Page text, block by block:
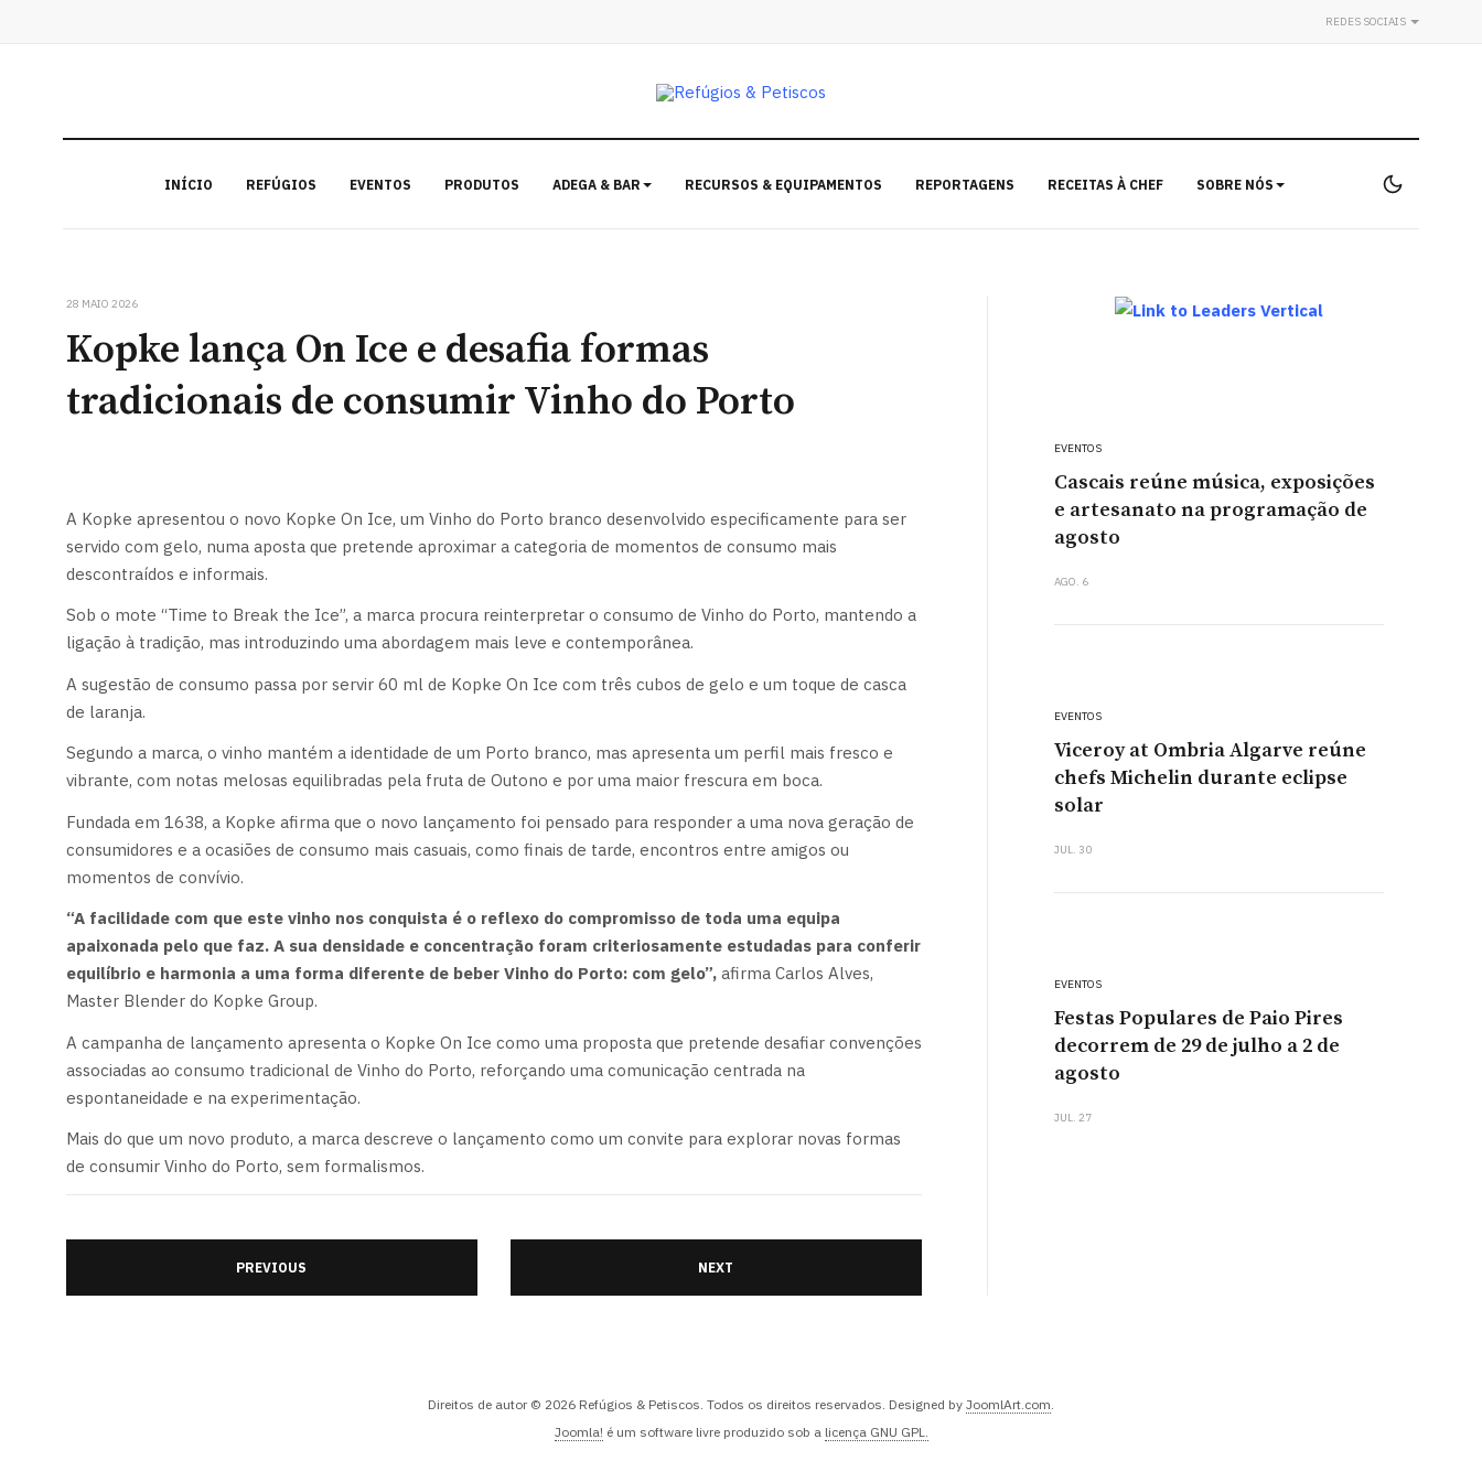
REDES SOCIAIS
INÍCIO REFÚGIOS EVENTOS PRODUTOS ADEGA & BAR RECURSOS & EQUIPAMENTOS REPORTAGENS RECEITAS À CHEF SOBRE NÓS
28 MAIO 2026
Kopke lança On Ice e desafia formas
tradicionais de consumir Vinho do Porto
A Kopke apresentou o novo Kopke On Ice, um Vinho do Porto branco desenvolvido especificamente para ser
servido com gelo, numa aposta que pretende aproximar a categoria de momentos de consumo mais
descontraídos e informais.
Sob o mote “Time to Break the Ice”, a marca procura reinterpretar o consumo de Vinho do Porto, mantendo a
ligação à tradição, mas introduzindo uma abordagem mais leve e contemporânea.
A sugestão de consumo passa por servir 60 ml de Kopke On Ice com três cubos de gelo e um toque de casca
de laranja.
Segundo a marca, o vinho mantém a identidade de um Porto branco, mas apresenta um perfil mais fresco e
vibrante, com notas melosas equilibradas pela fruta de Outono e por uma maior frescura em boca.
Fundada em 1638, a Kopke afirma que o novo lançamento foi pensado para responder a uma nova geração de
consumidores e a ocasiões de consumo mais casuais, como finais de tarde, encontros entre amigos ou
momentos de convívio.
“A facilidade com que este vinho nos conquista é o reflexo do compromisso de toda uma equipa
apaixonada pelo que faz. A sua densidade e concentração foram criteriosamente estudadas para conferir
equilíbrio e harmonia a uma forma diferente de beber Vinho do Porto: com gelo”, afirma Carlos Alves,
Master Blender do Kopke Group.
A campanha de lançamento apresenta o Kopke On Ice como uma proposta que pretende desafiar convenções
associadas ao consumo tradicional de Vinho do Porto, reforçando uma comunicação centrada na
espontaneidade e na experimentação.
Mais do que um novo produto, a marca descreve o lançamento como um convite para explorar novas formas
de consumir Vinho do Porto, sem formalismos.
PREVIOUS NEXT
EVENTOS
Cascais reúne música, exposições
e artesanato na programação de
agosto
AGO. 6
EVENTOS
Viceroy at Ombria Algarve reúne
chefs Michelin durante eclipse
solar
JUL. 30
EVENTOS
Festas Populares de Paio Pires
decorrem de 29 de julho a 2 de
agosto
JUL. 27
Direitos de autor © 2026 Refúgios & Petiscos. Todos os direitos reservados. Designed by JoomlArt.com.
Joomla! é um software livre produzido sob a licença GNU GPL.